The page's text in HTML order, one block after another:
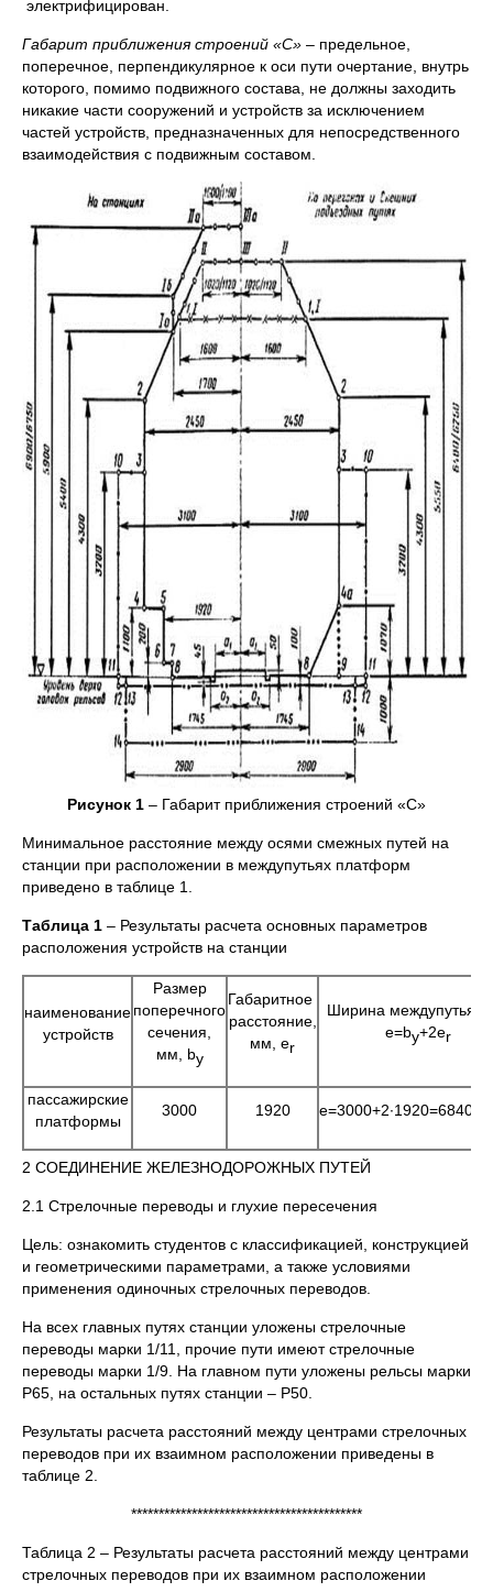
электрифицирован.
Габарит приближения строений «С» – предельное,
поперечное, перпендикулярное к оси пути очертание, внутрь
которого, помимо подвижного состава, не должны заходить
никакие части сооружений и устройств за исключением
частей устройств, предназначенных для непосредственного
взаимодействия с подвижным составом.
Рисунок 1 – Габарит приближения строений «С»
Минимальное расстояние между осями смежных путей на
станции при расположении в междупутьях платформ
приведено в таблице 1.
Таблица 1 – Результаты расчета основных параметров
расположения устройств на станции
наименование
устройств
Размер
поперечного
сечения,
мм, by
Габаритное
расстояние,
мм, er
Ширина междупутья,
e=by+2er
пассажирские
платформы
3000 1920
2 СОЕДИНЕНИЕ ЖЕЛЕЗНОДОРОЖНЫХ ПУТЕЙ
2.1 Стрелочные переводы и глухие пересечения
Цель: ознакомить студентов с классификацией, конструкцией
и геометрическими параметрами, а также условиями
применения одиноч­ных стрелочных переводов.
На всех главных путях станции уложены стрелочные
переводы марки 1/11, прочие пути имеют стрелочные
переводы марки 1/9. На главном пути уложены рельсы марки
Р65, на остальных путях станции – Р50.
Результаты расчета расстояний между центрами стрелочных
переводов при их взаимном расположении приведены в
таблице 2.
******************************************
Таблица 2 – Результаты расчета расстояний между центрами
стрелочных переводов при их взаимном расположении